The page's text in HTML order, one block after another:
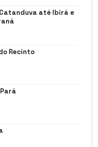
até Ibirá e
Recinto